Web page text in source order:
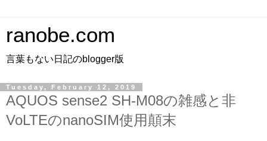
ranobe.com
言葉もない日記のblogger版
Tuesday, February 12, 2019
AQUOS sense2 SH-M08の雑感と非
VoLTEのnanoSIM使用顛末